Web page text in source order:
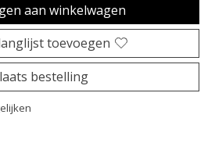
aan winkelwagen
toevoegen
bestelling